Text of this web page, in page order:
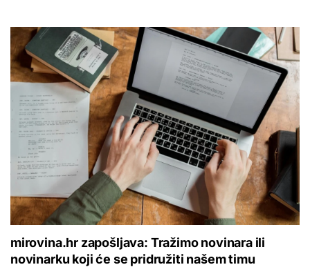
mirovina.hr zapošljava: Tražimo novinara ili
novinarku koji će se pridružiti našem timu